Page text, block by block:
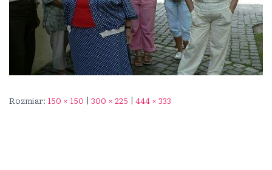
Rozmiar: 150 × 150 | 300 × 225 | 444 × 333